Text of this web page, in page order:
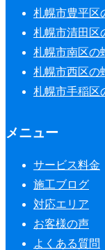
札幌市豊平区
札幌市清田区
札幌市南区の
札幌市西区の
札幌市手稲区
メニュー
サービス料金
施工ブログ
対応エリア
お客様の声
よくある質問